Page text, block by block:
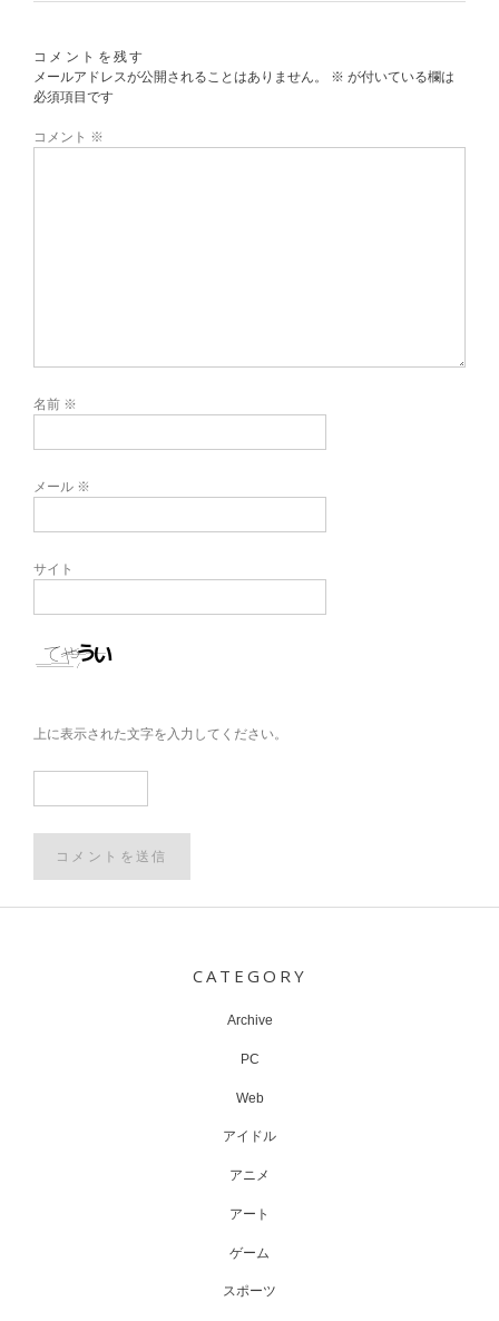
コメントを残す
メールアドレスが公開されることはありません。
※ が付いている欄は
必須項目です
コメント ※
名前 ※
メール ※
サイト
上に表示された文字を入力してください。
CATEGORY
Archive
PC
Web
アイドル
アニメ
アート
ゲーム
スポーツ